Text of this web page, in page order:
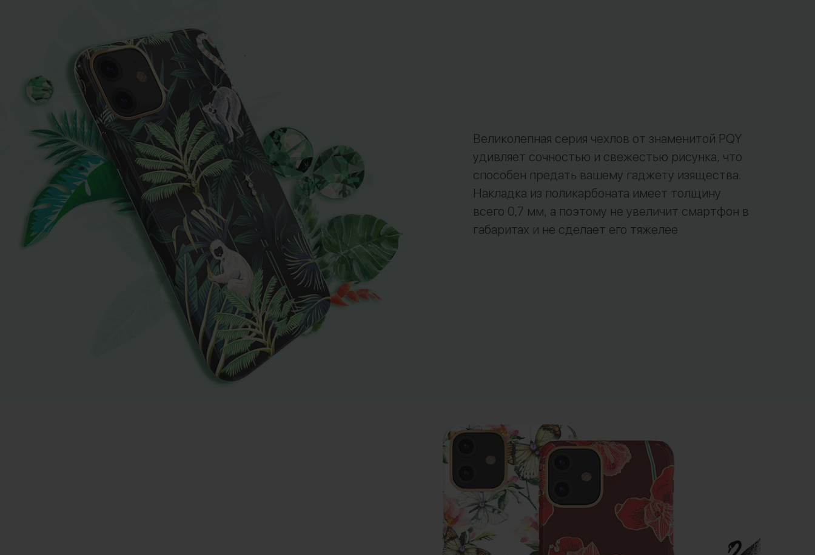
Великолепная серия чехлов от знаменитой PQY
удивляет сочностью и свежестью рисунка, что
способен предать вашему гаджету изящества.
Накладка из поликарбоната имеет толщину
всего 0,7 мм, а поэтому не увеличит смартфон в
габаритах и не сделает его тяжелее